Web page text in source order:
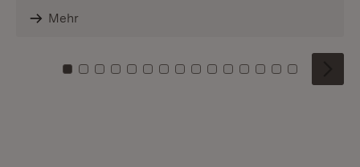
Mehr
Zu Kachel: 0
Zu Kachel: 1
Zu Kachel: 2
Zu Kachel: 3
Zu Kachel: 4
Zu Kachel: 5
Zu Kachel: 6
Zu Kachel: 7
Zu Kachel: 8
Zu Kachel: 9
Zu Kachel: 10
Zu Kachel: 11
Zu Kachel: 12
Zu Kachel:
Zu